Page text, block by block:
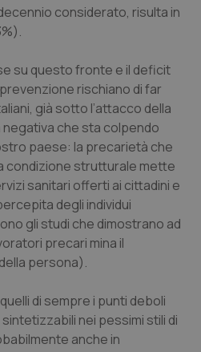
considerato, risulta in
su questo fronte e il deficit
rischiano di far
già sotto l’attacco della
che sta colpendo
paese: la precarietà che
condizione strutturale mette
sanitari offerti ai cittadini e
degli individui
gli studi che dimostrano ad
precari mina il
persona).
di sempre i punti deboli
nei pessimi stili di
anche in